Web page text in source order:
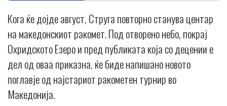
Кога ќе дојде август, Струга повторно станува центар
на македонскиот ракомет. Под отворено небо, покрај
Охридското Езеро и пред публиката која со децении е
дел од оваа приказна, ќе биде напишано новото
поглавје од најстариот ракометен турнир во
Македонија.